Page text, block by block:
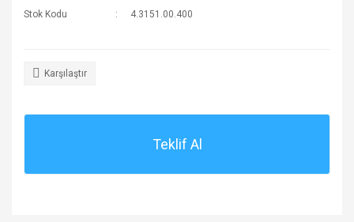
Stok Kodu
4.3151.00.400
Karşılaştır
Teklif Al